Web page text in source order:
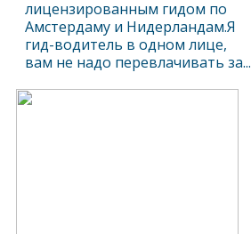
лицензированным гидом по
Амстердаму и Нидерландам.Я
гид-водитель в одном лице,
вам не надо перевлачивать за...